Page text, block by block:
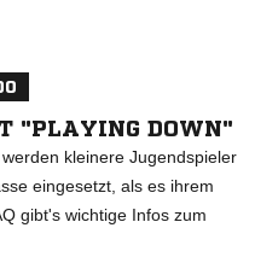
"PLAYING DOWN"
kleinere Jugendspieler
eingesetzt, als es ihrem
gibt's wichtige Infos zum